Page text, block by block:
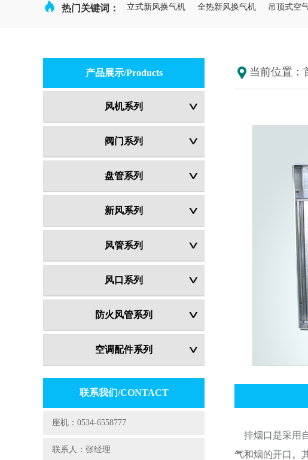
 热门关键词： 立式新风换气机 全热新风换气机 吊顶式空
产品展示/Products
风机系列
阀门系列
盘管系列
新风系列
风管系列
风口系列
防火风管系列
空调配件系列
联系我们/CONTACT
座机：0534-6558777
联系人：张经理
当前位置：
排烟口是采用
气和烟的开口。